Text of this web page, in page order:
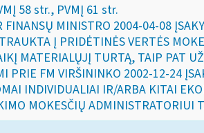
58 str., PVMĮ 61 str.
FINANSŲ MINISTRO 2004-04-08
Į PRIDĖTINĖS VERTĖS
MATERIALŲJĮ TURTĄ, TAIP PAT
PRIE FM VIRŠININKO 2002-12-24
INDIVIDUALIAI IR/ARBA KITAI
MOKESČIŲ ADMINISTRATORIUI